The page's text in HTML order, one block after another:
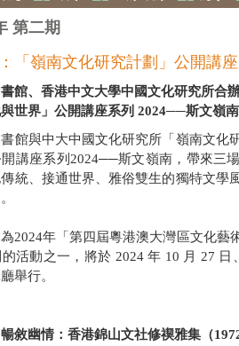
第二期
「嶺南文化研究計劃」公開講
館、香港中文大學中國文化研究所合
與世界」公開講座系列 2024──斯文嶺南
館與中大中國文化研究所「嶺南文化
講座系列2024──斯文嶺南，帶來三
統、接通世界、雅俗雙生的獨特文學
2024年「第四屆粵港澳大灣區文化藝
活動之一，將於 2024 年 10 月 27 日
舉行。
敘幽情：香港錦山文社修禊雅集（